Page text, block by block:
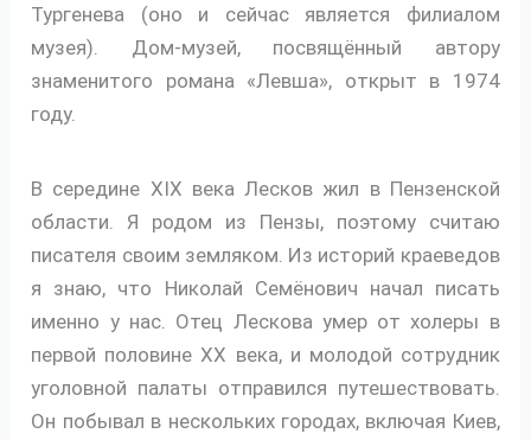
Тургенева (оно и сейчас является филиалом
музея). Дом-музей, посвящённый автору
знаменитого романа «Левша», открыт в 1974
году.
В середине XIX века Лесков жил в Пензенской
области. Я родом из Пензы, поэтому считаю
писателя своим земляком. Из историй краеведов
я знаю, что Николай Семёнович начал писать
именно у нас. Отец Лескова умер от холеры в
первой половине XX века, и молодой сотрудник
уголовной палаты отправился путешествовать.
Он побывал в нескольких городах, включая Киев,